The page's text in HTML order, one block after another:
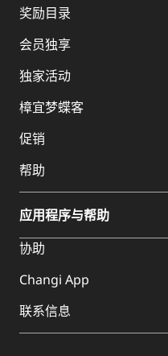
奖励目录
会员独享
独家活动
樟宜梦蝶客
促销
帮助
应用程序与帮助
协助
Changi App
联系信息